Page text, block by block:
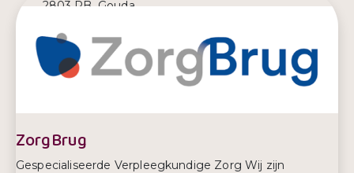
2803 PB, Gouda
E-mailadres:
wijkvp.bodegraven@vierstroomzorgthuis.nl
Telefoonnummer:
06 463 619 91
ZorgBrug
Gespecialiseerde Verpleegkundige Zorg Wij zijn